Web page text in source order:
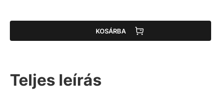
KOSÁRBA
Teljes leírás